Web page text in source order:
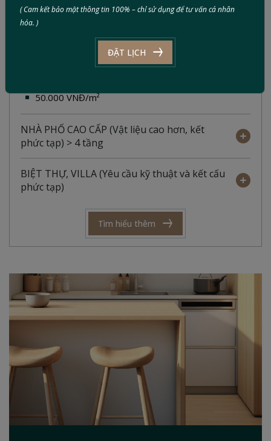
trí, hệ thống điện – nước – ánh sáng bên trong công
NHÀ PHỐ TIÊU CHUẨN (Phổ biến cho nhà
50.000 VNĐ/m²
NHÀ PHỐ CAO CẤP (Vật liệu cao hơn, kết
phức tạp) > 4 tầng
BIỆT THỰ, VILLA (Yêu cầu kỹ thuật và kết cấu
phức tạp)
Tìm hiểu thêm
( Cam kết bảo mật thông tin 100% – chỉ sử dụng để tư vấn cá nhân
hóa. )
ĐẶT LỊCH